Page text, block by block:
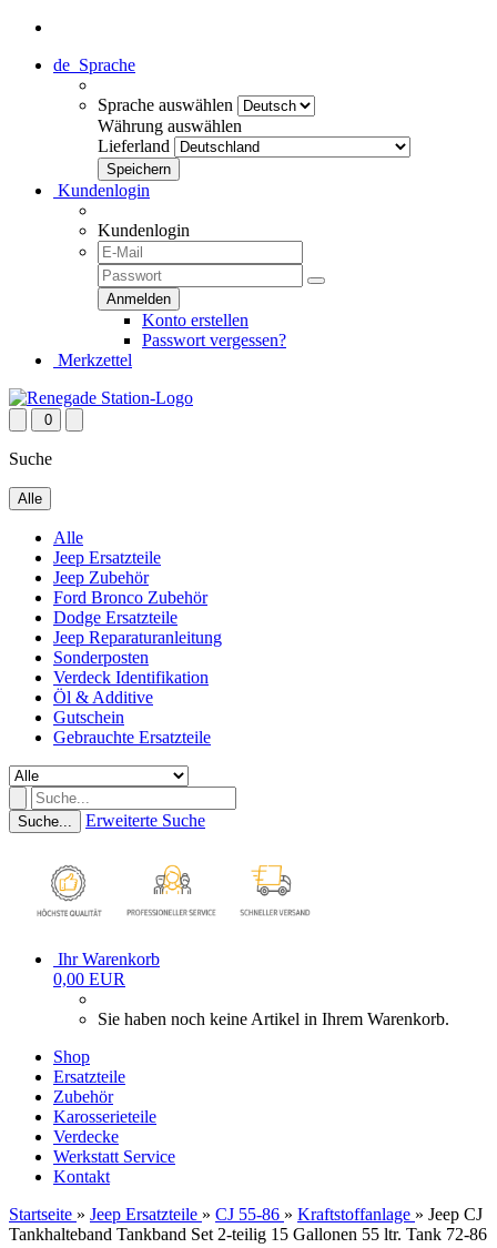
de Sprache
Sprache auswählen
Währung auswählen
Lieferland
Kundenlogin
Kundenlogin
Konto erstellen
Passwort vergessen?
Merkzettel
0
Suche
Alle
Alle
Jeep Ersatzteile
Jeep Zubehör
Ford Bronco Zubehör
Dodge Ersatzteile
Jeep Reparaturanleitung
Sonderposten
Verdeck Identifikation
Öl & Additive
Gutschein
Gebrauchte Ersatzteile
Suche... Erweiterte Suche
Ihr Warenkorb
0,00 EUR
Sie haben noch keine Artikel in Ihrem Warenkorb.
Shop
Ersatzteile
Zubehör
Karosserieteile
Verdecke
Werkstatt Service
Kontakt
Startseite » Jeep Ersatzteile » CJ 55-86 » Kraftstoffanlage » Jeep CJ
Tankhalteband Tankband Set 2-teilig 15 Gallonen 55 ltr. Tank 72-86